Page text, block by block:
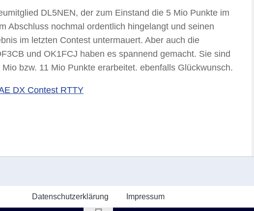
DL5NEN, der zum Einstand die 5 Mio Punkte im
Abschluss nochmal ordentlich hingelangt und seinen
im letzten Contest untermauert. Aber auch die
und OK1FCJ haben es spannend gemacht. Sie sind
bzw. 11 Mio Punkte erarbeitet. ebenfalls Glückwunsch.
DX Contest RTTY
Datenschutzerklärung Impressum